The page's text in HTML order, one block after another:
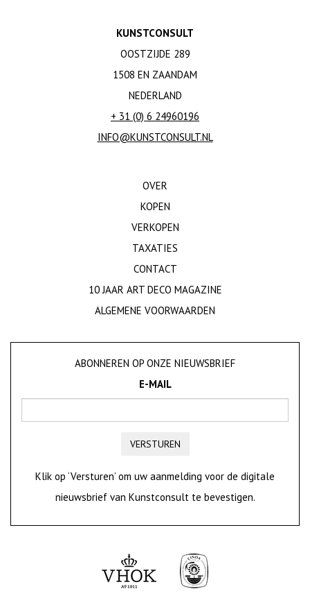
KUNSTCONSULT
OOSTZIJDE 289
1508 EN ZAANDAM
NEDERLAND
+ 31 (0) 6 24960196
INFO@KUNSTCONSULT.NL
OVER
KOPEN
VERKOPEN
TAXATIES
CONTACT
10 JAAR ART DECO MAGAZINE
ALGEMENE VOORWAARDEN
ABONNEREN OP ONZE NIEUWSBRIEF
E-MAIL
VERSTUREN
Klik op ‘Versturen’ om uw aanmelding voor de digitale
nieuwsbrief van Kunstconsult te bevestigen.